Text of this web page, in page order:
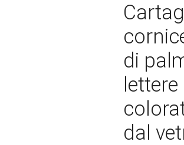
di
dal